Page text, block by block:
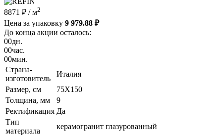
8871 ₽ / м2
Цена за упаковку 9 979.88 ₽
До конца акции осталось:
00дн.
00час.
00мин.
Страна-
изготовитель
Италия
Размер, см
75X150
Толщина, мм
9
Ректификация Да
Тип
материала
керамогранит глазурованный